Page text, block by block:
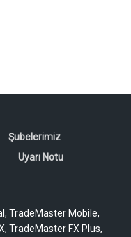
Şubelerimiz
Uyarı Notu
TradeMaster Mobile,
TradeMaster FX Plus,